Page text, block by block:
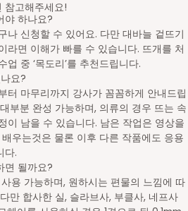
참고해주세요!
야 하나요?
나 신청할 수 있어요. 다만 대바늘 겉뜨기
라면 이해가 빠를 수 있습니다. 뜨개를 처
중 ‘목도리’를 추천드립니다.
요?
터 마무리까지 강사가 꼼꼼하게 안내드립
부분 완성 가능하며, 의류의 경우 뜨는 속
이 남을 수 있습니다. 남은 작업은 영상을
우는것은 물론 이후 다른 작품에도 응용
다.
면 될까요?
용 가능하며, 원하시는 편물의 느낌에 따
만 합사한 실, 슬라브사, 부클사, 네프사